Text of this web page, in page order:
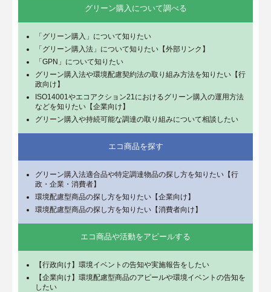
グリーン購入について調べる
「グリーン購入」について知りたい
「グリーン購入法」について知りたい【外部リンク】
「GPN」について知りたい
グリーン購入法や環境配慮契約法の取り組み方法を知りたい【行
政向け】
ISO14001やエコアクション21におけるグリーン購入の運用方法
などを知りたい【企業向け】
グリーン購入や持続可能な調達の取り組みについて相談したい
エコ商品を探す
グリーン購入法適合品や特定調達物品の探し方を知りたい【行
政・企業・消費者】
環境配慮型商品の探し方を知りたい【企業向け】
環境配慮型商品の探し方を知りたい【消費者向け】
エコ商品や活動をアピールする
【行政向け】環境イベントの告知や実施報告をしたい
【企業向け】環境配慮型商品のアピールや環境イベントの告知を
したい